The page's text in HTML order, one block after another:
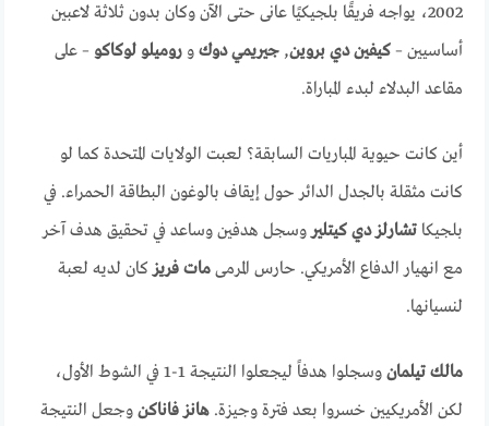
2002، يواجه فريقًا بلجيكيًا عانى حتى الآن وكان بدون ثلاثة لاعبين
أساسيين –كيفين دي بروين,جيريمي دوك وروميلو لوكاكو – على
مقاعد البدلاء لبدء المباراة.
أين كانت حيوية المباريات السابقة؟ لعبت الولايات المتحدة كما لو
كانت مثقلة بالجدل الدائر حول إيقاف بالوغون البطاقة الحمراء. في
بلجيكاتشارلز دي كيتليروسجل هدفين وساعد في تحقيق هدف آخر
مع انهيار الدفاع الأمريكي. حارس المرمىمات فريزكان لديه لعبة
لنسيانها.
مالك تيلمان
وسجلوا هدفاً ليجعلوا النتيجة 1-1 في الشوط الأول،
لكن الأمريكيين خسروا بعد فترة وجيزة.هانز فاناكن وجعل النتيجة